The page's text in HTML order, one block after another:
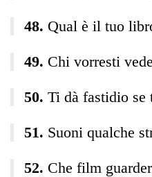
Qual è il tuo
Chi vorresti
Ti dà fastidio se
Suoni qualche
Che film